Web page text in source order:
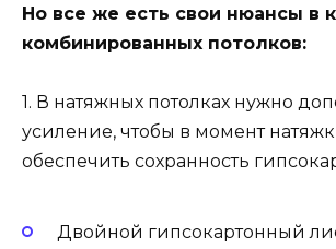
Но все же есть свои нюансы в
комбинированных потолков:
1. В натяжных потолках нужно
усиление, чтобы в момент
обеспечить сохранность
Двойной гипсокартонный